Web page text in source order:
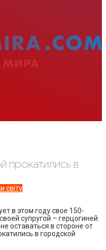
прокатились в
світу
в этом году свое 150-
супругой – герцогиней
оставаться в стороне от
в городской